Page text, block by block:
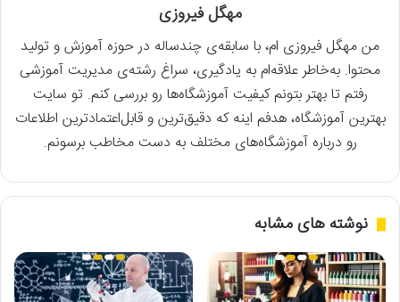
مهگل فیروزی
من مهگل فیروزی ام، با سابقه‌ی چندساله در حوزه آموزش و تولید
محتوا. به‌خاطر علاقه‌ام به یادگیری، سراغ رشته‌ی مدیریت آموزشی
رفتم تا بهتر بتونم کیفیت آموزشگاه‌ها رو بررسی کنم. تو سایت
بهترین آموزشگاه، هدفم اینه که دقیق‌ترین و قابل‌اعتمادترین اطلاعات
رو درباره آموزشگاه‌های مختلف به دست مخاطب برسونم.
نوشته های مشابه